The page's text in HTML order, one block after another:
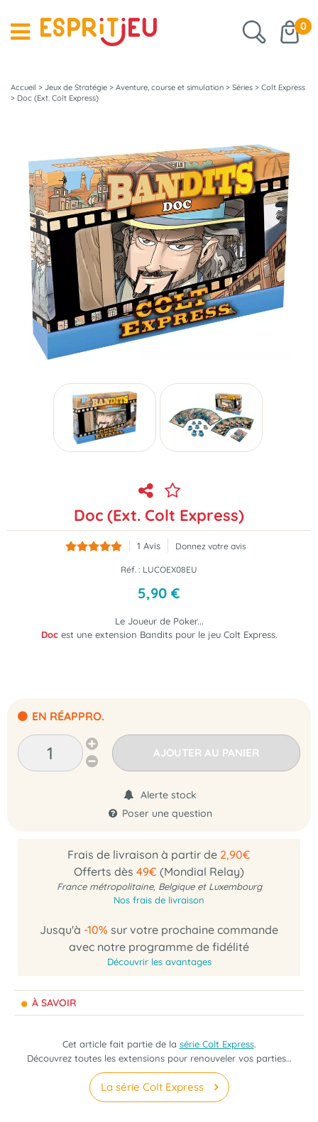
0
Accueil > Jeux de Stratégie > Aventure, course et simulation > Séries > Colt Express
> Doc (Ext. Colt Express)
Doc (Ext. Colt Express)
1 Avis Donnez votre avis
Réf. : LUCOEX08EU
5,90 €
Le Joueur de Poker...
Docest une extension Banditspour le jeu Colt Express.
EN RÉAPPRO.
AJOUTER AU PANIER
Alerte stock
Poser une question
Frais de livraison à partir de 2,90€
Offerts dès 49€ (Mondial Relay)
France métropolitaine, Belgique et Luxembourg
Nos frais de livraison
Jusqu'à -10% sur votre prochaine commande
avec notre programme de fidélité
Découvrir les avantages
À SAVOIR
Cet article fait partie de la série Colt Express.
Découvrez toutes les extensions pour renouveler vos parties…
La série Colt Express